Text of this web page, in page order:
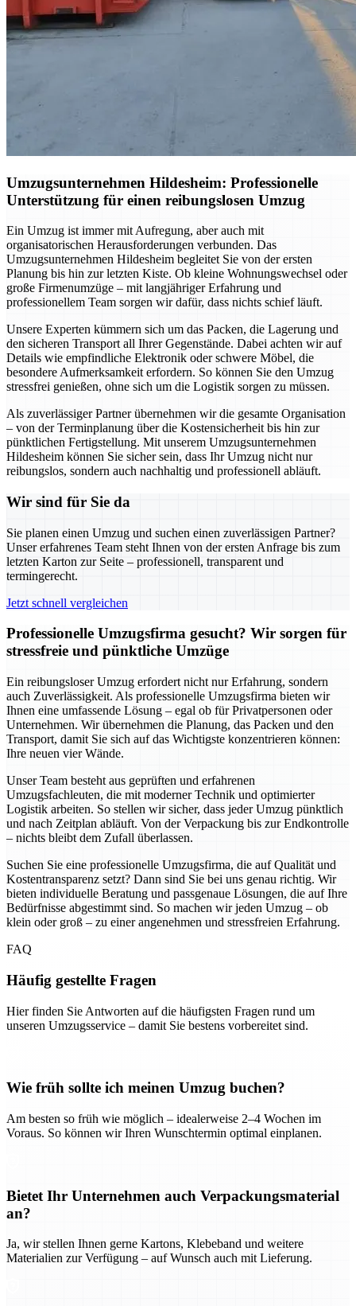
Umzugsunternehmen Hildesheim: Professionelle
Unterstützung für einen reibungslosen Umzug
Ein Umzug ist immer mit Aufregung, aber auch mit
organisatorischen Herausforderungen verbunden. Das
Umzugsunternehmen Hildesheim begleitet Sie von der ersten
Planung bis hin zur letzten Kiste. Ob kleine Wohnungswechsel oder
große Firmenumzüge – mit langjähriger Erfahrung und
professionellem Team sorgen wir dafür, dass nichts schief läuft.
Unsere Experten kümmern sich um das Packen, die Lagerung und
den sicheren Transport all Ihrer Gegenstände. Dabei achten wir auf
Details wie empfindliche Elektronik oder schwere Möbel, die
besondere Aufmerksamkeit erfordern. So können Sie den Umzug
stressfrei genießen, ohne sich um die Logistik sorgen zu müssen.
Als zuverlässiger Partner übernehmen wir die gesamte Organisation
– von der Terminplanung über die Kostensicherheit bis hin zur
pünktlichen Fertigstellung. Mit unserem Umzugsunternehmen
Hildesheim können Sie sicher sein, dass Ihr Umzug nicht nur
reibungslos, sondern auch nachhaltig und professionell abläuft.
Wir sind für Sie da
Sie planen einen Umzug und suchen einen zuverlässigen Partner?
Unser erfahrenes Team steht Ihnen von der ersten Anfrage bis zum
letzten Karton zur Seite – professionell, transparent und
termingerecht.
Jetzt schnell vergleichen
Professionelle Umzugsfirma gesucht? Wir sorgen für
stressfreie und pünktliche Umzüge
Ein reibungsloser Umzug erfordert nicht nur Erfahrung, sondern
auch Zuverlässigkeit. Als professionelle Umzugsfirma bieten wir
Ihnen eine umfassende Lösung – egal ob für Privatpersonen oder
Unternehmen. Wir übernehmen die Planung, das Packen und den
Transport, damit Sie sich auf das Wichtigste konzentrieren können:
Ihre neuen vier Wände.
Unser Team besteht aus geprüften und erfahrenen
Umzugsfachleuten, die mit moderner Technik und optimierter
Logistik arbeiten. So stellen wir sicher, dass jeder Umzug pünktlich
und nach Zeitplan abläuft. Von der Verpackung bis zur Endkontrolle
– nichts bleibt dem Zufall überlassen.
Suchen Sie eine professionelle Umzugsfirma, die auf Qualität und
Kostentransparenz setzt? Dann sind Sie bei uns genau richtig. Wir
bieten individuelle Beratung und passgenaue Lösungen, die auf Ihre
Bedürfnisse abgestimmt sind. So machen wir jeden Umzug – ob
klein oder groß – zu einer angenehmen und stressfreien Erfahrung.
FAQ
Häufig gestellte Fragen
Hier finden Sie Antworten auf die häufigsten Fragen rund um
unseren Umzugsservice – damit Sie bestens vorbereitet sind.
Wie früh sollte ich meinen Umzug buchen?
Am besten so früh wie möglich – idealerweise 2–4 Wochen im
Voraus. So können wir Ihren Wunschtermin optimal einplanen.
Bietet Ihr Unternehmen auch Verpackungsmaterial
an?
Ja, wir stellen Ihnen gerne Kartons, Klebeband und weitere
Materialien zur Verfügung – auf Wunsch auch mit Lieferung.